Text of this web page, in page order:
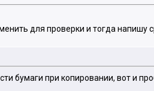
для проверки и тогда напишу
бумаги при копировании, вот и